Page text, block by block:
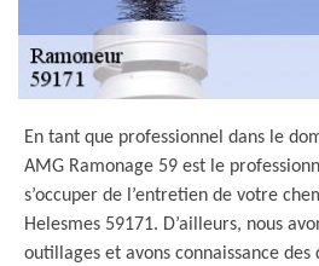
En tant que professionnel dans le
AMG Ramonage 59 est le
s’occuper de l’entretien de votre
Helesmes 59171. D’ailleurs, nous
outillages et avons connaissance